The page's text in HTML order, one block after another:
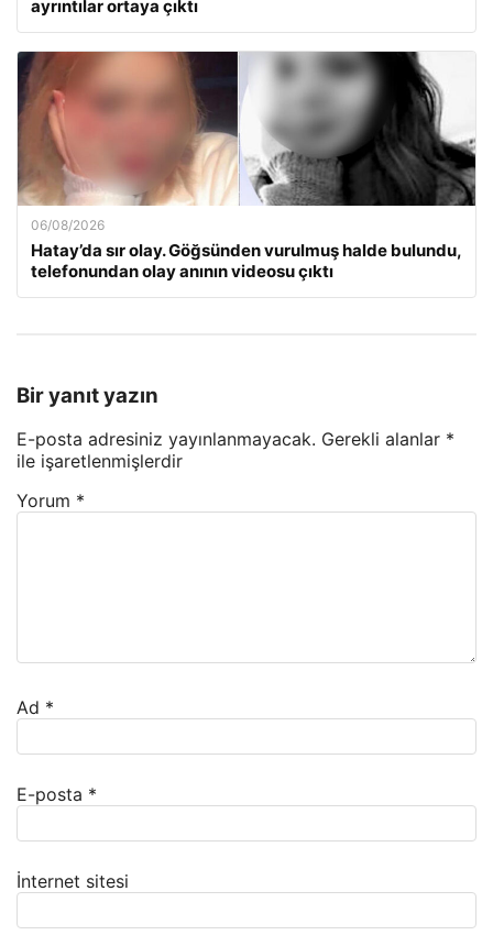
ayrıntılar ortaya çıktı
06/08/2026
Hatay’da sır olay. Göğsünden vurulmuş halde bulundu,
telefonundan olay anının videosu çıktı
Bir yanıt yazın
E-posta adresiniz yayınlanmayacak. Gerekli alanlar *
ile işaretlenmişlerdir
Yorum *
Ad *
E-posta *
İnternet sitesi